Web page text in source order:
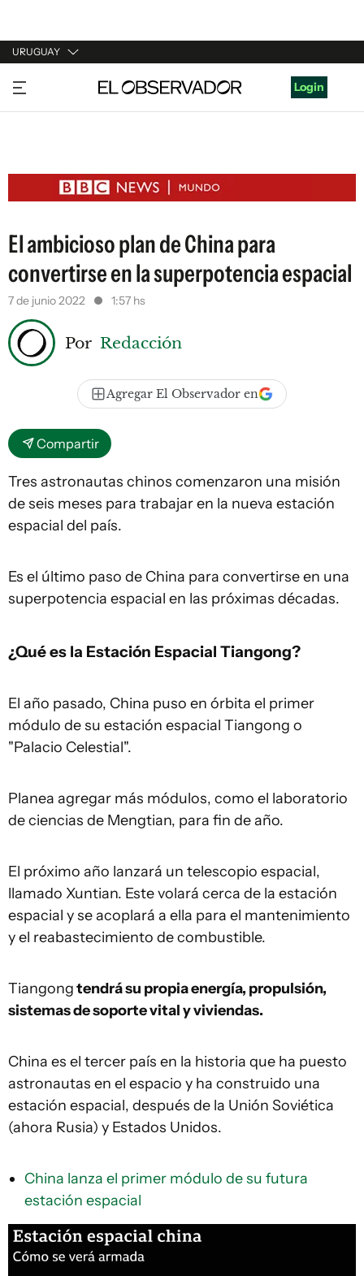
URUGUAY
URUGUAY
ARGENTINA
ESTADOS UNIDOS
Login
El ambicioso plan de China para
convertirse en la superpotencia espacial
7 de junio 2022 1:57 hs
Por Redacción
Agregar El Observador en
Compartir
Tres astronautas chinos comenzaron una misión
de seis meses para trabajar en la nueva estación
espacial del país.
Es el último paso de China para convertirse en una
superpotencia espacial en las próximas décadas.
¿Qué es la Estación Espacial Tiangong?
El año pasado, China puso en órbita el primer
módulo de su estación espacial Tiangong o
"Palacio Celestial".
Planea agregar más módulos, como el laboratorio
de ciencias de Mengtian, para fin de año.
El próximo año lanzará un telescopio espacial,
llamado Xuntian. Este volará cerca de la estación
espacial y se acoplará a ella para el mantenimiento
y el reabastecimiento de combustible.
Tiangongtendrá su propia energía, propulsión,
sistemas de soporte vital y viviendas.
China es el tercer país en la historia que ha puesto
astronautas en el espacio y ha construido una
estación espacial, después de la Unión Soviética
(ahora Rusia) y Estados Unidos.
China lanza el primer módulo de su futura
estación espacial